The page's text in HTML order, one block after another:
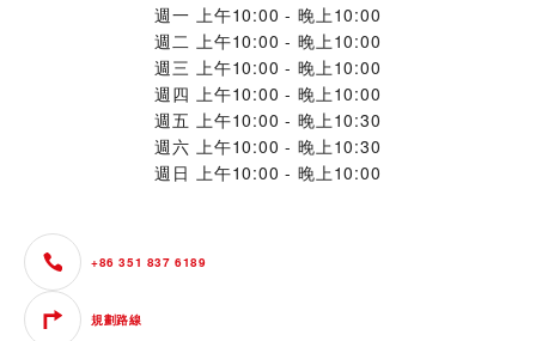
週一 上午10:00 - 晚上10:00
週二
上午10:00 - 晚上10:00
週三
上午10:00 - 晚上10:00
週四
上午10:00 - 晚上10:00
週五
上午10:00 - 晚上10:30
週六 上午10:00 - 晚上10:30
週日
上午10:00 - 晚上10:00
+86 351 837 6189
規劃路線